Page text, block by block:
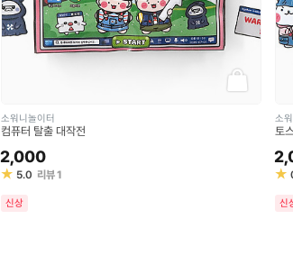
소워니놀이터
컴퓨터 탈출 대작전
2,000
★ 5.0 리뷰1
신상
소
토
★
신